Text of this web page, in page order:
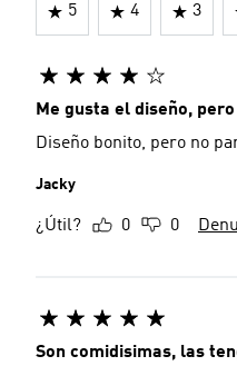
5 4 3
Me gusta el diseño,
Diseño bonito, pero no
Jacky
¿Útil? 0 0
Son comidisimas, las